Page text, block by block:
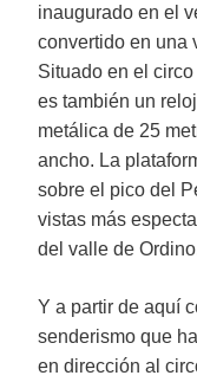
inaugurado en el
convertido en una
Situado en el
es también un
metálica de 25
ancho. La
sobre el pico del
vistas más
del valle de
Y a partir de aquí
senderismo que
en dirección al